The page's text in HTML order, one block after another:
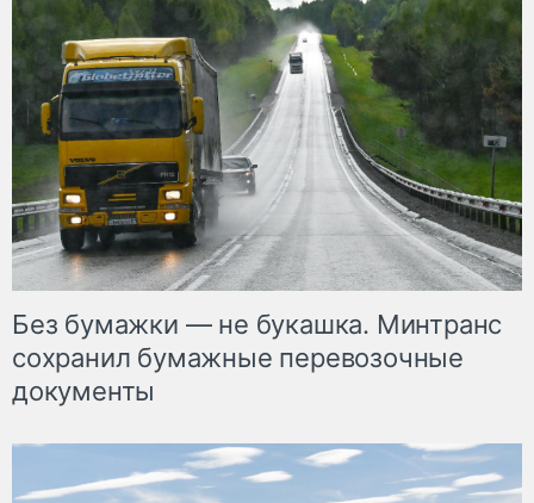
Без бумажки — не букашка. Минтранс
сохранил бумажные перевозочные
документы